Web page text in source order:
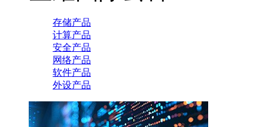
存储产品
计算产品
安全产品
网络产品
软件产品
外设产品